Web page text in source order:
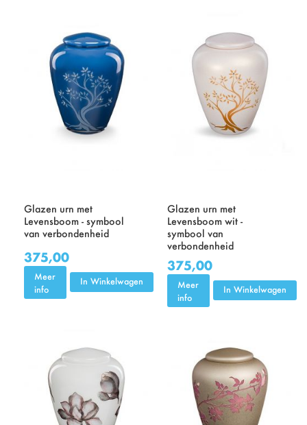
Glazen urn met
Levensboom - symbool
van verbondenheid
375,00
Meer
info
In Winkelwagen
Glazen urn met
Levensboom wit -
symbool van
verbondenheid
375,00
Meer
info
In Winkelwagen